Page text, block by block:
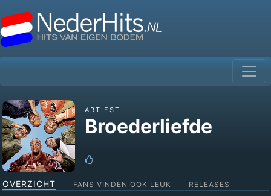
ARTIEST
Broederliefde
OVERZICHT FANS VINDEN OOK LEUK RELEASES